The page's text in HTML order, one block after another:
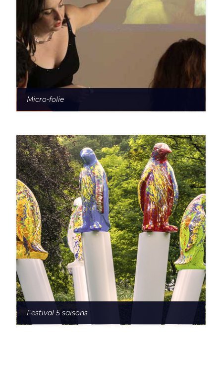
Micro-folie
Festival 5 saisons